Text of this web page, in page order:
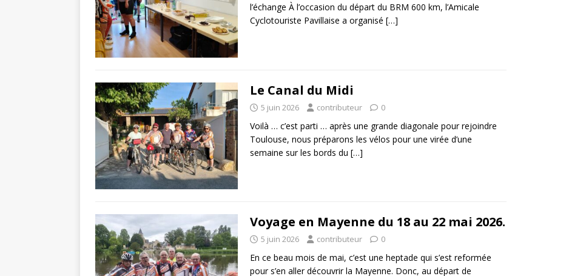
l’échange À l’occasion du départ du BRM 600 km, l’Amicale
Cyclotouriste Pavillaise a organisé […]
Le Canal du Midi
5 juin 2026 contributeur 0
Voilà … c’est parti … après une grande diagonale pour rejoindre
Toulouse, nous préparons les vélos pour une virée d’une
semaine sur les bords du […]
Voyage en Mayenne du 18 au 22 mai 2026.
5 juin 2026 contributeur 0
En ce beau mois de mai, c’est une heptade qui s’est reformée
pour s’en aller découvrir la Mayenne. Donc, au départ de